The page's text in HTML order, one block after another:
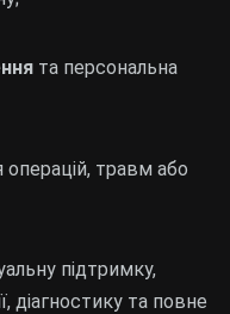
та персональна
операцій, травм або
підтримку,
діагностику та повне